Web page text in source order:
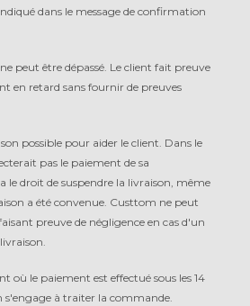
dans le message de confirmation
peut être dépassé. Le client fait preuve
en retard sans fournir de preuves
possible pour aider le client. Dans le
pas le paiement de sa
le droit de suspendre la livraison, même
a été convenue. Custtom ne peut
preuve de négligence en cas d'un
où le paiement est effectué sous les 14
s'engage à traiter la commande.